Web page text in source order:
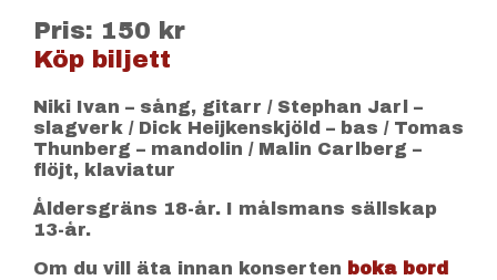
Pris: 150 kr
Köp biljett
Niki Ivan – sång, gitarr / Stephan Jarl –
slagverk / Dick Heijkenskjöld – bas / Tomas
Thunberg – mandolin / Malin Carlberg –
flöjt, klaviatur
Åldersgräns 18-år. I målsmans sällskap
13-år.
Om du vill äta innan konserten boka bord